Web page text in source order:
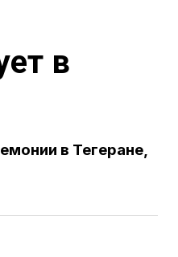
в
в Тегеране,